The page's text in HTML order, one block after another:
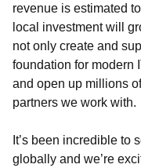
revenue is estimated
local investment will
not only create and
foundation for modern
and open up millions
partners we work with.
It’s been incredible to
globally and we’re